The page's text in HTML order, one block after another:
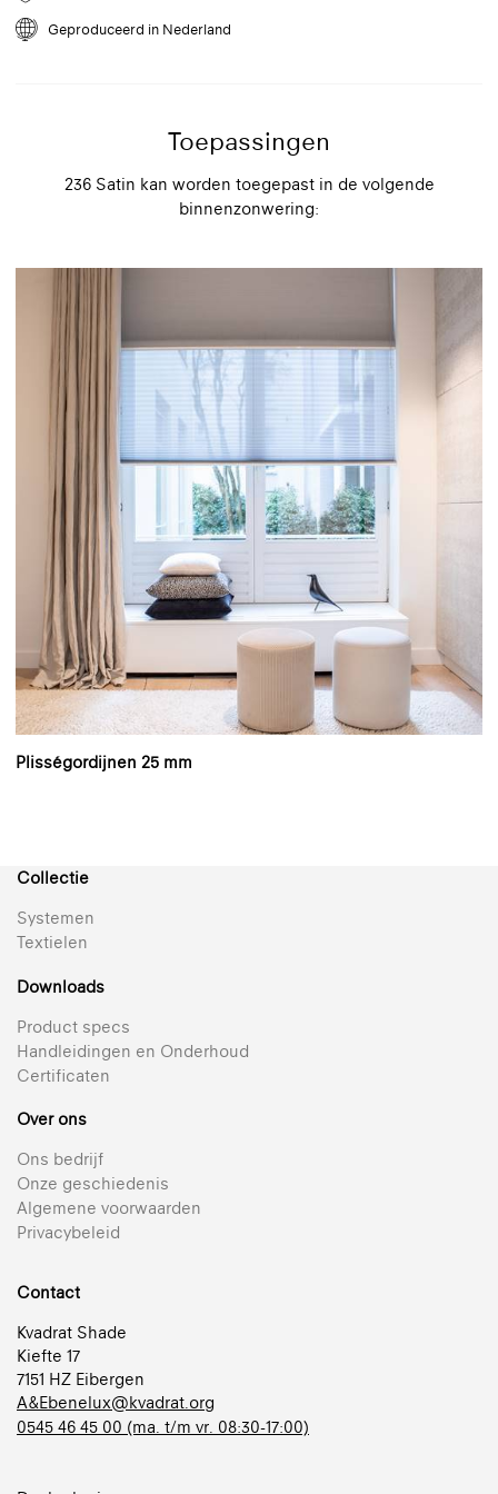
voorzichtig een stofzuiger. Plaats een zachte borstel op de stofzuiger
en zet de zuigkracht op de laagste stand. Verwijder dode
Geproduceerd in Nederland
Toepassingen
236 Satin kan worden toegepast in de volgende
binnenzonwering:
Plisségordijnen 25 mm
Collectie
Systemen
Textielen
Downloads
Product specs
Handleidingen en Onderhoud
Certificaten
Over ons
Ons bedrijf
Onze geschiedenis
Algemene voorwaarden
Privacybeleid
Contact
Kvadrat Shade
Kiefte 17
7151 HZ Eibergen
A&Ebenelux@kvadrat.org
0545 46 45 00 (ma. t/m vr. 08:30-17:00)